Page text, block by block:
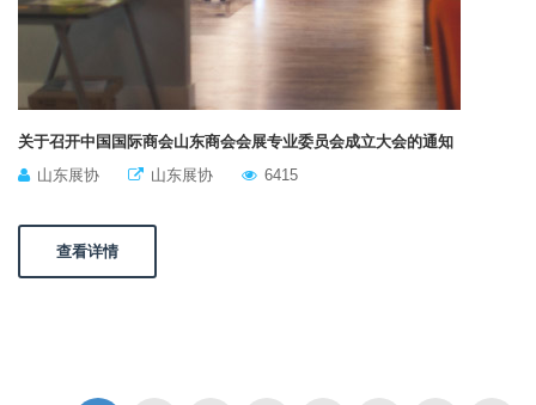
关于召开中国国际商会山东商会会展专业委员会成立大会的通知
山东展协
山东展协 6415
查看详情